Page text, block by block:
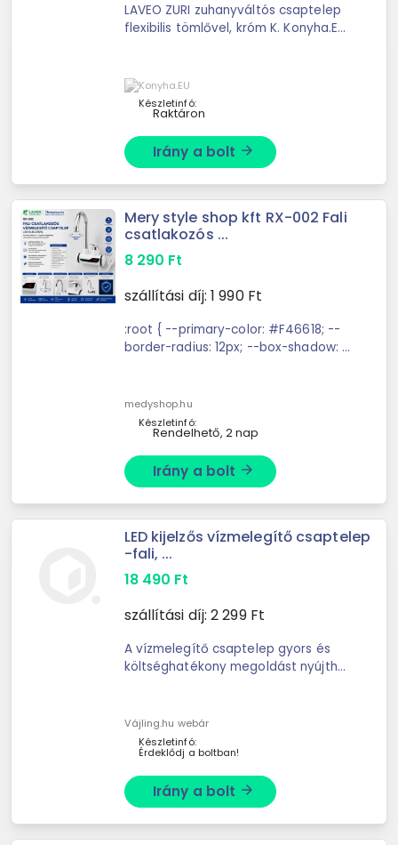
LAVEO ZURI zuhanyváltós csaptelep
flexibilis tömlővel, króm K. Konyha.EU
Készletinfó:
Raktáron
Irány a bolt arrow_forward
Mery style shop kft RX-002 Fali
csatlakozós ...
8 290 Ft
szállítási díj: 1 990Ft
:root { --primary-color: #F46618; --
border-radius: 12px; --box-shadow: 0
medyshop.hu
Készletinfó:
Rendelhető, 2 nap
Irány a bolt arrow_forward
LED kijelzős vízmelegítő csaptelep
-fali, ...
18 490 Ft
szállítási díj: 2 299Ft
A vízmelegítő csaptelep gyors és
költséghatékony megoldást nyújthat
Vájling.hu webár
Készletinfó:
Érdeklődj a boltban!
Irány a bolt arrow_forward